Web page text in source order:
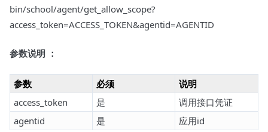
bin/school/agent/get_allow_scope?
access_token=ACCESS_TOKEN&agentid=AGENTID
参数说明 ：
参数 必须
说明
access_token
是
调用接口凭证
agentid
是 应用id